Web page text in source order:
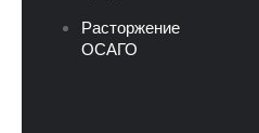
Расторжение
ОСАГО